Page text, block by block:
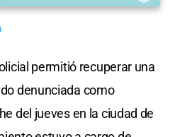
permitió recuperar una
denunciada como
del jueves en la ciudad de